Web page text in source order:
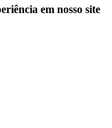
em nosso site